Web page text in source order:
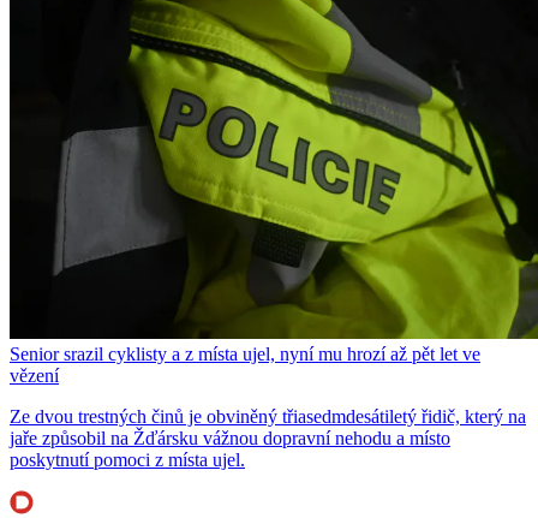
Senior srazil cyklisty a z místa ujel, nyní mu hrozí až pět let ve
vězení
Ze dvou trestných činů je obviněný třiasedmdesátiletý řidič, který na
jaře způsobil na Žďársku vážnou dopravní nehodu a místo
poskytnutí pomoci z místa ujel.